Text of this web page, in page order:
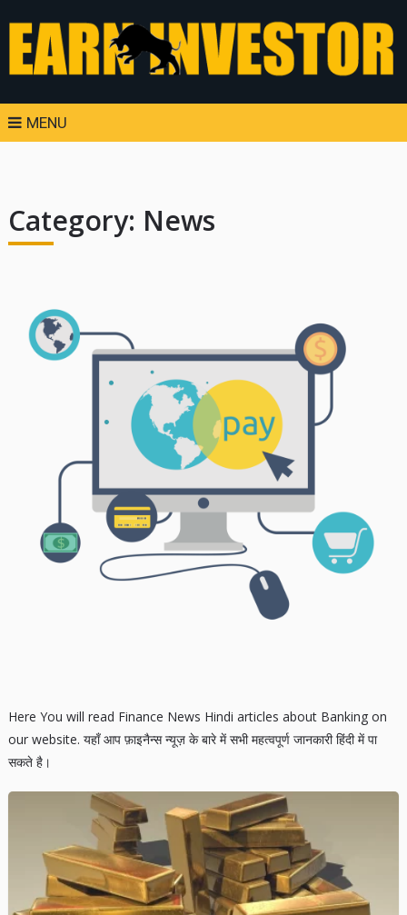
MENU
Category: News
Here You will read Finance News Hindi articles about Banking on
our website. यहाँ आप फ़ाइनैन्स न्यूज़ के बारे में सभी महत्वपूर्ण जानकारी हिंदी में पा
सकते है।